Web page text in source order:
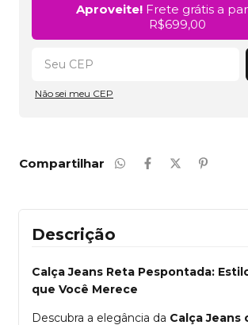
Aproveite! Frete grátis a
R$699,00
Não sei meu CEP
Compartilhar
Descrição
Calça Jeans Reta Pespontada:
que Você Merece
Descubra a elegância da Calça Jeans